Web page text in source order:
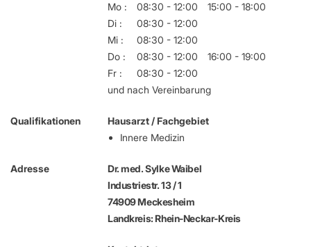
Mo :
08:30 - 12:00
15:00 - 18:00
Di :
08:30 - 12:00
Mi :
08:30 - 12:00
Do :
08:30 - 12:00
16:00 - 19:00
Fr :
08:30 - 12:00
und nach Vereinbarung
Qualifikationen
Hausarzt / Fachgebiet
Innere Medizin
Adresse
Dr. med. Sylke Waibel
Industriestr. 13 / 1
74909 Meckesheim
Landkreis: Rhein-Neckar-Kreis